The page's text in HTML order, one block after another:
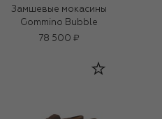
Замшевые мокасины
Gommino Bubble
78 500 ₽